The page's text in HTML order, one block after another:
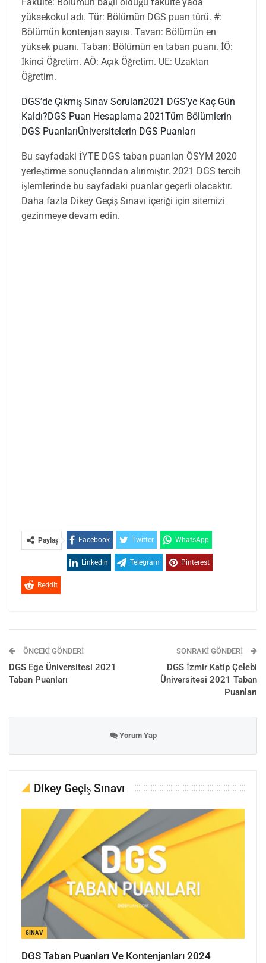
yüksekokul adı. Tür: Bölümün DGS puan türü. #:
Bölümün kontenjan sayısı. Tavan: Bölümün en
yüksek puanı. Taban: Bölümün en taban puanı. İÖ:
İkinci Öğretim. AÖ: Açık Öğretim. UE: Uzaktan
Öğretim.
DGS’de Çıkmış Sınav Soruları2021 DGS’ye Kaç Gün
Kaldı?DGS Puan Hesaplama 2021Tüm Bölümlerin
DGS PuanlarıÜniversitelerin DGS Puanları
Bu sayfadaki İYTE DGS taban puanları ÖSYM 2020
yerleştirme sonuçlarından alınmıştır. 2021 DGS tercih
işlemlerinde bu sayfadaki puanlar geçerli olacaktır.
Daha fazla Dikey Geçiş Sınavı içeriği için sitemizi
gezinmeye devam edin.
Paylaş Facebook Twitter WhatsApp
Linkedin Telegram Pinterest
ReddIt
ÖNCEKI GÖNDERI
DGS Ege Üniversitesi 2021
Taban Puanları
SONRAKI GÖNDERI
DGS İzmir Katip Çelebi
Üniversitesi 2021 Taban
Puanları
Yorum Yap
Dikey Geçiş Sınavı
SINAV
DGS Taban Puanları Ve Kontenjanları 2024